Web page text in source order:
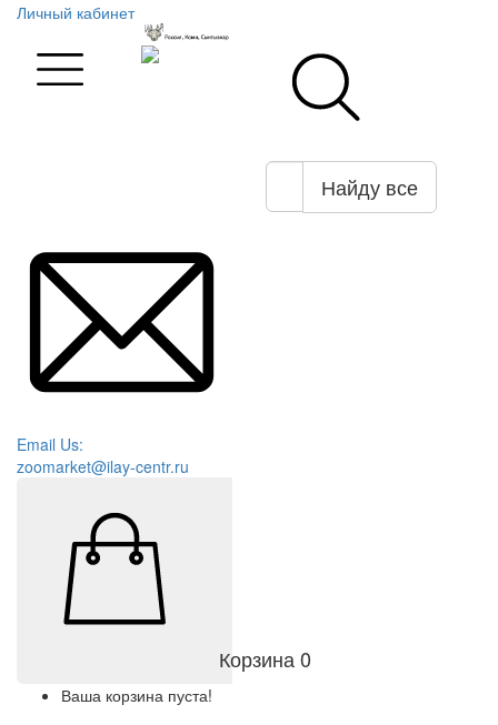
Личный кабинет
Найду все
Email Us:
zoomarket@ilay-centr.ru
Корзина0
Ваша корзина пуста!